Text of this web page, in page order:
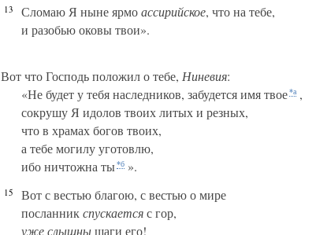
13 Сломаю Я ныне ярмоассирийское, что на тебе,
и разобью оковы твои».
Вот что Господь положил о тебе, Ниневия:
«Не будет у тебя наследников, забудется имя твое*а ,
сокрушу Я идолов твоих литых и резных,
что в храмах богов твоих,
а тебе могилу уготовлю,
ибо ничтожна ты*б ».
15
Вот с вестью благою, с вестью о мире
посланникспускаетсяс гор,
уже слышнышаги его!